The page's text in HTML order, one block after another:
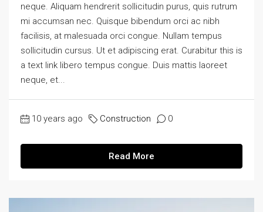
neque. Aliquam hendrerit sollicitudin purus, quis rutrum
mi accumsan nec. Quisque bibendum orci ac nibh
facilisis, at malesuada orci congue. Nullam tempus
sollicitudin cursus. Ut et adipiscing erat. Curabitur this is
a text link libero tempus congue. Duis mattis laoreet
neque, et...
10 years ago Construction 0
Read More